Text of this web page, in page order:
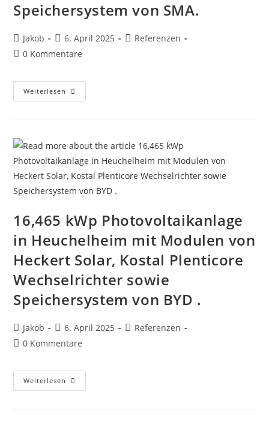
Speichersystem von SMA.
Beitrags-
Autor:
Jakob
Beitrag
veröffentlicht:
6. April 2025
Beitrags-
Referenzen
Beitrags-
0 Kommentare
Weiterlesen 13,6
KWp
Modulen
Von
Heckert
Solar,
SMA
STP
10.0
Und
9,8
Kwh
Speichersystem
SMA.
16,465 kWp Photovoltaikanlage
in Heuchelheim mit Modulen von
Heckert Solar, Kostal Plenticore
Wechselrichter sowie
Speichersystem von BYD .
Beitrags-
Autor:
Jakob
Beitrag
veröffentlicht:
6. April 2025
Beitrags-
Referenzen
Beitrags-
0 Kommentare
Weiterlesen 16,465
KWp